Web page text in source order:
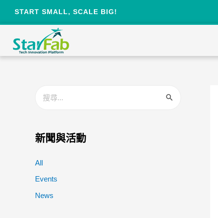
START SMALL, SCALE BIG!
新聞與活動
All
Events
News